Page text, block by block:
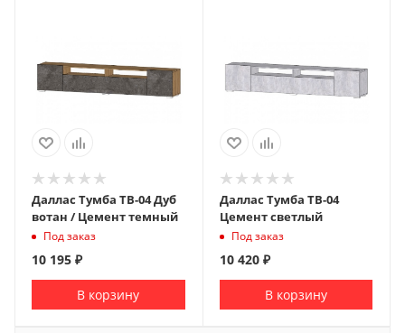
Даллас Тумба ТВ-04 Дуб
вотан / Цемент темный
Под заказ
10 195 ₽
В корзину
Даллас Тумба ТВ-04
Цемент светлый
Под заказ
10 420₽
В корзину